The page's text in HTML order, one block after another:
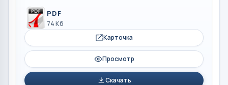
PDF
74 Кб
Карточка
Просмотр
Скачать